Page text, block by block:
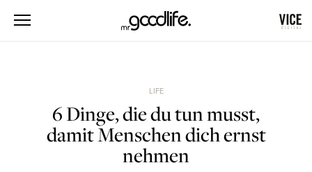
LIFE
6 Dinge, die du tun musst,
damit Menschen dich ernst
nehmen